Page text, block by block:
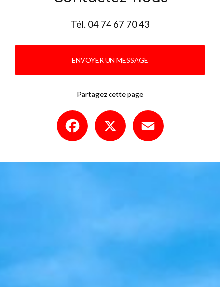
Tél. 04 74 67 70 43
ENVOYER UN MESSAGE
Partagez cette page
Facebook